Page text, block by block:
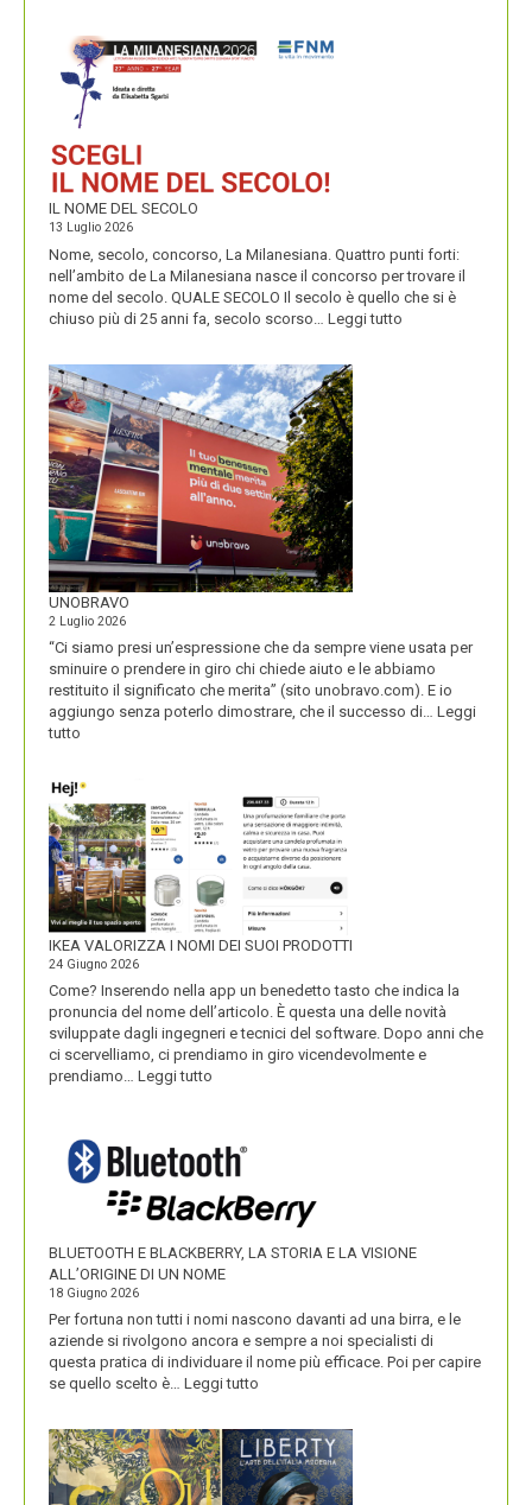
E
IL NOME DEL SECOLO
13 Luglio 2026
Nome, secolo, concorso, La Milanesiana. Quattro punti forti:
nell’ambito de La Milanesiana nasce il concorso per trovare il
nome del secolo. QUALE SECOLO Il secolo è quello che si è
chiuso più di 25 anni fa, secolo scorso… Leggi tutto
UNOBRAVO
2 Luglio 2026
“Ci siamo presi un’espressione che da sempre viene usata per
sminuire o prendere in giro chi chiede aiuto e le abbiamo
restituito il significato che merita” (sito unobravo.com). E io
aggiungo senza poterlo dimostrare, che il successo di… Leggi
tutto
IKEA VALORIZZA I NOMI DEI SUOI PRODOTTI
24 Giugno 2026
Come? Inserendo nella app un benedetto tasto che indica la
pronuncia del nome dell’articolo. È questa una delle novità
sviluppate dagli ingegneri e tecnici del software. Dopo anni che
ci scervelliamo, ci prendiamo in giro vicendevolmente e
prendiamo… Leggi tutto
NOMI
DEI
SUOI
PRODOTTI
BLUETOOTH E BLACKBERRY, LA STORIA E LA VISIONE
ALL’ORIGINE DI UN NOME
18 Giugno 2026
Per fortuna non tutti i nomi nascono davanti ad una birra, e le
aziende si rivolgono ancora e sempre a noi specialisti di
questa pratica di individuare il nome più efficace. Poi per capire
se quello scelto è… Leggi tutto
E
BLACKBERRY,
LA
STORIA